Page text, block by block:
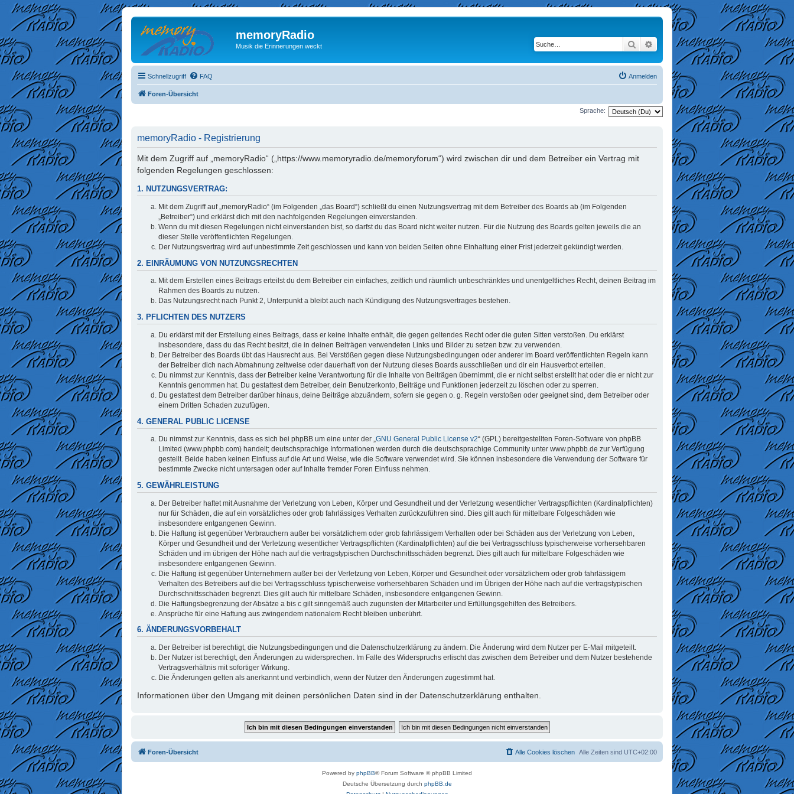
memoryRadio
Musik die Erinnerungen weckt Suche Erweiterte Suche
Schnellzugriff FAQ Anmelden
Foren-Übersicht
Sprache:
memoryRadio - Registrierung
Mit dem Zugriff auf „memoryRadio“ („https://www.memoryradio.de/memoryforum“) wird zwischen dir und dem Betreiber ein Vertrag mit
folgenden Regelungen geschlossen:
1. NUTZUNGSVERTRAG:
Mit dem Zugriff auf „memoryRadio“ (im Folgenden „das Board“) schließt du einen Nutzungsvertrag mit dem Betreiber des Boards ab (im Folgenden
„Betreiber“) und erklärst dich mit den nachfolgenden Regelungen einverstanden.
Wenn du mit diesen Regelungen nicht einverstanden bist, so darfst du das Board nicht weiter nutzen. Für die Nutzung des Boards gelten jeweils die an
dieser Stelle veröffentlichten Regelungen.
Der Nutzungsvertrag wird auf unbestimmte Zeit geschlossen und kann von beiden Seiten ohne Einhaltung einer Frist jederzeit gekündigt werden.
2. EINRÄUMUNG VON NUTZUNGSRECHTEN
Mit dem Erstellen eines Beitrags erteilst du dem Betreiber ein einfaches, zeitlich und räumlich unbeschränktes und unentgeltliches Recht, deinen Beitrag im
Rahmen des Boards zu nutzen.
Das Nutzungsrecht nach Punkt 2, Unterpunkt a bleibt auch nach Kündigung des Nutzungsvertrages bestehen.
3. PFLICHTEN DES NUTZERS
Du erklärst mit der Erstellung eines Beitrags, dass er keine Inhalte enthält, die gegen geltendes Recht oder die guten Sitten verstoßen. Du erklärst
insbesondere, dass du das Recht besitzt, die in deinen Beiträgen verwendeten Links und Bilder zu setzen bzw. zu verwenden.
Der Betreiber des Boards übt das Hausrecht aus. Bei Verstößen gegen diese Nutzungsbedingungen oder anderer im Board veröffentlichten Regeln kann
der Betreiber dich nach Abmahnung zeitweise oder dauerhaft von der Nutzung dieses Boards ausschließen und dir ein Hausverbot erteilen.
Du nimmst zur Kenntnis, dass der Betreiber keine Verantwortung für die Inhalte von Beiträgen übernimmt, die er nicht selbst erstellt hat oder die er nicht zur
Kenntnis genommen hat. Du gestattest dem Betreiber, dein Benutzerkonto, Beiträge und Funktionen jederzeit zu löschen oder zu sperren.
Du gestattest dem Betreiber darüber hinaus, deine Beiträge abzuändern, sofern sie gegen o. g. Regeln verstoßen oder geeignet sind, dem Betreiber oder
einem Dritten Schaden zuzufügen.
4. GENERAL PUBLIC LICENSE
Du nimmst zur Kenntnis, dass es sich bei phpBB um eine unter der „GNU General Public License v2“ (GPL) bereitgestellten Foren-Software von phpBB
Limited (www.phpbb.com) handelt; deutschsprachige Informationen werden durch die deutschsprachige Community unter www.phpbb.de zur Verfügung
gestellt. Beide haben keinen Einfluss auf die Art und Weise, wie die Software verwendet wird. Sie können insbesondere die Verwendung der Software für
bestimmte Zwecke nicht untersagen oder auf Inhalte fremder Foren Einfluss nehmen.
5. GEWÄHRLEISTUNG
Der Betreiber haftet mit Ausnahme der Verletzung von Leben, Körper und Gesundheit und der Verletzung wesentlicher Vertragspflichten (Kardinalpflichten)
nur für Schäden, die auf ein vorsätzliches oder grob fahrlässiges Verhalten zurückzuführen sind. Dies gilt auch für mittelbare Folgeschäden wie
insbesondere entgangenen Gewinn.
Die Haftung ist gegenüber Verbrauchern außer bei vorsätzlichem oder grob fahrlässigem Verhalten oder bei Schäden aus der Verletzung von Leben,
Körper und Gesundheit und der Verletzung wesentlicher Vertragspflichten (Kardinalpflichten) auf die bei Vertragsschluss typischerweise vorhersehbaren
Schäden und im übrigen der Höhe nach auf die vertragstypischen Durchschnittsschäden begrenzt. Dies gilt auch für mittelbare Folgeschäden wie
insbesondere entgangenen Gewinn.
Die Haftung ist gegenüber Unternehmern außer bei der Verletzung von Leben, Körper und Gesundheit oder vorsätzlichem oder grob fahrlässigem
Verhalten des Betreibers auf die bei Vertragsschluss typischerweise vorhersehbaren Schäden und im Übrigen der Höhe nach auf die vertragstypischen
Durchschnittsschäden begrenzt. Dies gilt auch für mittelbare Schäden, insbesondere entgangenen Gewinn.
Die Haftungsbegrenzung der Absätze a bis c gilt sinngemäß auch zugunsten der Mitarbeiter und Erfüllungsgehilfen des Betreibers.
Ansprüche für eine Haftung aus zwingendem nationalem Recht bleiben unberührt.
6. ÄNDERUNGSVORBEHALT
Der Betreiber ist berechtigt, die Nutzungsbedingungen und die Datenschutzerklärung zu ändern. Die Änderung wird dem Nutzer per E-Mail mitgeteilt.
Der Nutzer ist berechtigt, den Änderungen zu widersprechen. Im Falle des Widerspruchs erlischt das zwischen dem Betreiber und dem Nutzer bestehende
Vertragsverhältnis mit sofortiger Wirkung.
Die Änderungen gelten als anerkannt und verbindlich, wenn der Nutzer den Änderungen zugestimmt hat.
Informationen über den Umgang mit deinen persönlichen Daten sind in der Datenschutzerklärung enthalten.
Foren-Übersicht Alle Zeiten sind UTC+02:00
Alle Cookies löschen
Powered by phpBB® Forum Software © phpBB Limited
Deutsche Übersetzung durch phpBB.de